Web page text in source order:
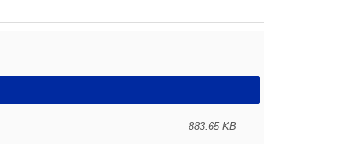
883.65 KB